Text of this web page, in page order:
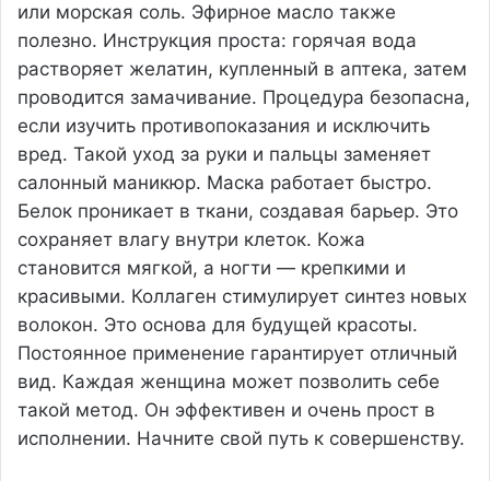
или морская соль. Эфирное масло также
полезно. Инструкция проста: горячая вода
растворяет желатин, купленный в аптека, затем
проводится замачивание. Процедура безопасна,
если изучить противопоказания и исключить
вред. Такой уход за руки и пальцы заменяет
салонный маникюр. Маска работает быстро.
Белок проникает в ткани, создавая барьер. Это
сохраняет влагу внутри клеток. Кожа
становится мягкой, а ногти — крепкими и
красивыми. Коллаген стимулирует синтез новых
волокон. Это основа для будущей красоты.
Постоянное применение гарантирует отличный
вид. Каждая женщина может позволить себе
такой метод. Он эффективен и очень прост в
исполнении. Начните свой путь к совершенству.